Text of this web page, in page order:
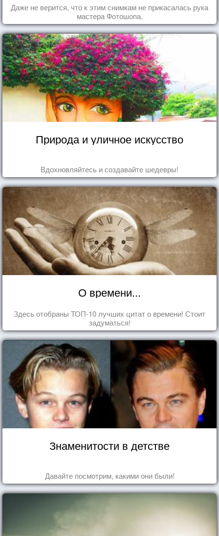
Даже не верится, что к этим снимкам не прикасалась рука
мастера Фотошопа.
Природа и уличное искусство
Вдохновляйтесь и создавайте шедевры!
О времени...
Здесь отобраны ТОП-10 лучших цитат о времени! Стоит
задуматься!
Знаменитости в детстве
Давайте посмотрим, какими они были!